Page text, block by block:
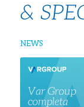
&
NEWS